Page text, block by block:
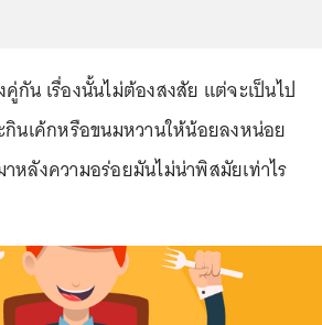
กัน เรื่องนั้นไม่ต้องสงสัย แต่จะเป็นไป
กินเค้กหรือขนมหวานให้น้อยลงหน่อย
หลังความอร่อยมันไม่น่าพิสมัยเท่าไร